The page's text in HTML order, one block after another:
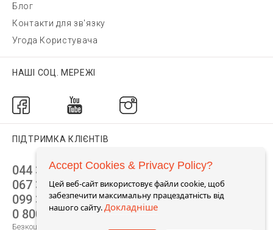
Блог
Контакти для зв'язку
Угода Користувача
НАШІ СОЦ. МЕРЕЖІ
ПІДТРИМКА КЛІЄНТІВ
044 392 44 45
067 344 14 44 (viber)
099 399 23 80
0 800 305 805
Безкоштовно по Україні
Accept Cookies & Privacy Policy?
Цей веб-сайт використовує файли cookie, щоб
забезпечити максимальну працездатність від
нашого сайту.Докладніше